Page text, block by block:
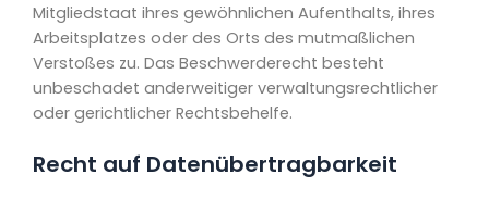
Mitgliedstaat ihres gewöhnlichen Aufenthalts, ihres
Arbeitsplatzes oder des Orts des mutmaßlichen
Verstoßes zu. Das Beschwerderecht besteht
unbeschadet anderweitiger verwaltungsrechtlicher
oder gerichtlicher Rechtsbehelfe.
Recht auf Daten­übertrag­barkeit